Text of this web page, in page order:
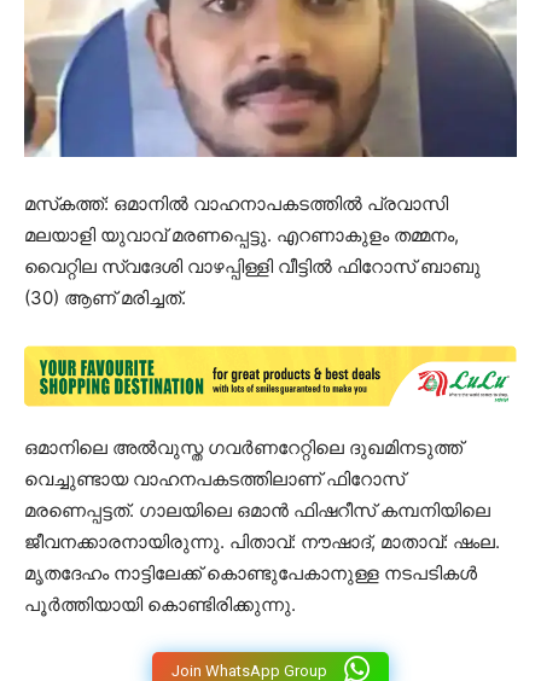
മസ്‌കത്ത്: ഒമാനില്‍ വാഹനാപകടത്തില്‍ പ്രവാസി
മലയാളി യുവാവ് മരണപ്പെട്ടു. എറണാകുളം തമ്മനം,
വൈറ്റില സ്വദേശി വാഴപ്പിള്ളി വീട്ടില്‍ ഫിറോസ് ബാബു
(30) ആണ് മരിച്ചത്.
ഒമാനിലെ അല്‍വുസ്ത ഗവര്‍ണറേറ്റിലെ ദുഖമിനടുത്ത്
വെച്ചുണ്ടായ വാഹനപകടത്തിലാണ് ഫിറോസ്
മരണെപ്പട്ടത്. ഗാലയിലെ ഒമാന്‍ ഫിഷറീസ് കമ്പനിയിലെ
ജീവനക്കാരനായിരുന്നു. പിതാവ്: നൗഷാദ്, മാതാവ്: ഷംല.
മൃതദേഹം നാട്ടിലേക്ക് കൊണ്ടുപേകാനുള്ള നടപടികള്‍
പൂര്‍ത്തിയായി കൊണ്ടിരിക്കുന്നു.
Join WhatsApp Group